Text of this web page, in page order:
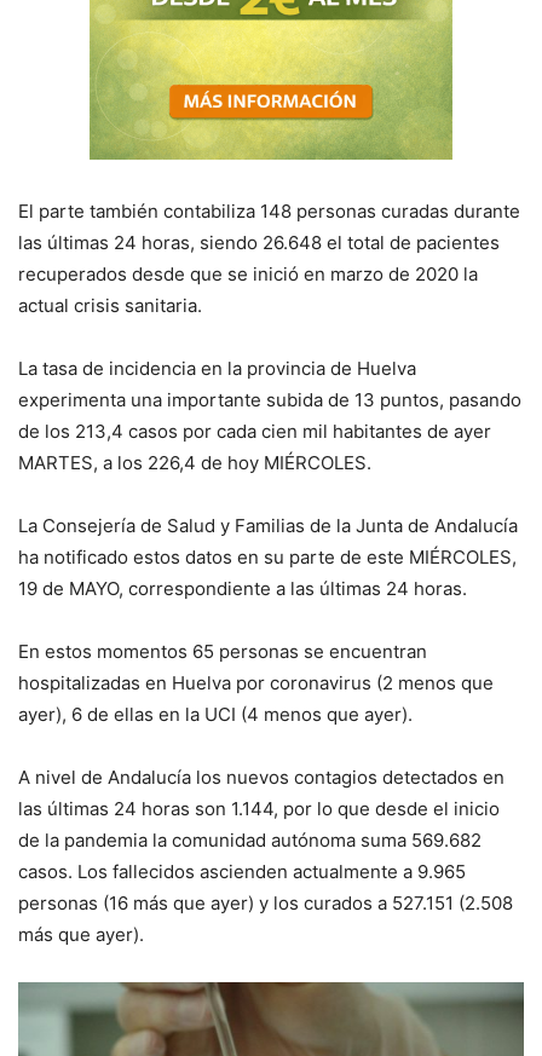
El parte también contabiliza 148 personas curadas durante
las últimas 24 horas, siendo 26.648 el total de pacientes
recuperados desde que se inició en marzo de 2020 la
actual crisis sanitaria.
La tasa de incidencia en la provincia de Huelva
experimenta una importante subida de 13 puntos, pasando
de los 213,4 casos por cada cien mil habitantes de ayer
MARTES, a los 226,4 de hoy MIÉRCOLES.
La Consejería de Salud y Familias de la Junta de Andalucía
ha notificado estos datos en su parte de este MIÉRCOLES,
19 de MAYO, correspondiente a las últimas 24 horas.
En estos momentos 65 personas se encuentran
hospitalizadas en Huelva por coronavirus (2 menos que
ayer), 6 de ellas en la UCI (4 menos que ayer).
A nivel de Andalucía los nuevos contagios detectados en
las últimas 24 horas son 1.144, por lo que desde el inicio
de la pandemia la comunidad autónoma suma 569.682
casos. Los fallecidos ascienden actualmente a 9.965
personas (16 más que ayer) y los curados a 527.151 (2.508
más que ayer).